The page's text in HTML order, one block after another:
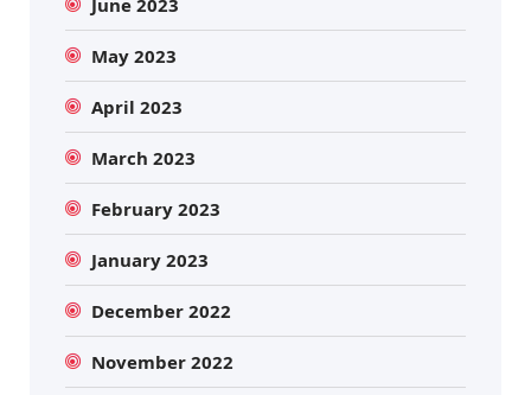
May 2023
April 2023
March 2023
February 2023
January 2023
December 2022
November 2022